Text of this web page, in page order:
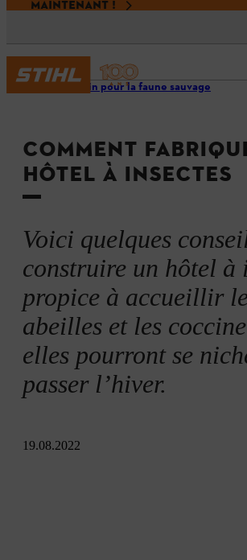
MAINTENANT !
Un jardin pour la faune sauvage
COMMENT
HÔTEL À INSECTES
Voici quelques
construire un hôtel à
propice à accueillir
abeilles et les
elles pourront se
passer l’hiver.
19.08.2022